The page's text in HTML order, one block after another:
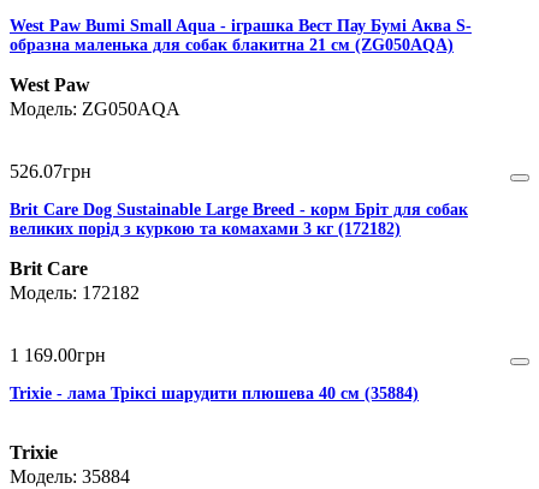
West Paw Bumi Small Aqua - іграшка Вест Пау Бумі Аква S-
образна маленька для собак блакитна 21 см (ZG050AQA)
West Paw
ZG050AQA
526.07грн
Brit Care Dog Sustainable Large Breed - корм Бріт для собак
великих порід з куркою та комахами 3 кг (172182)
Brit Care
172182
1 169.00грн
Trixie - лама Тріксі шарудити плюшева 40 см (35884)
Trixie
35884